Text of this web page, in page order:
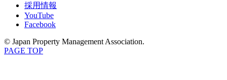
採用情報
YouTube
Facebook
© Japan Property Management Association.
PAGE TOP